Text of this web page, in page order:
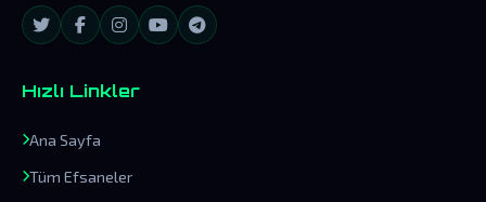
Hızlı Linkler
Ana Sayfa
Tüm Efsaneler